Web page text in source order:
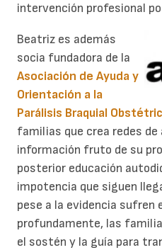
intervención profesional
Beatriz es además
socia fundadora de la
Asociación de Ayuda y
Orientación a la
Parálisis Braquial
familias que crea redes de
información fruto de su
posterior educación
impotencia que siguen
pese a la evidencia sufren
profundamente, las
el sostén y la guía para